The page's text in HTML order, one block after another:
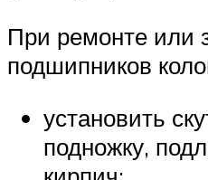
При ремонте или
подшипников
установить
подножку,